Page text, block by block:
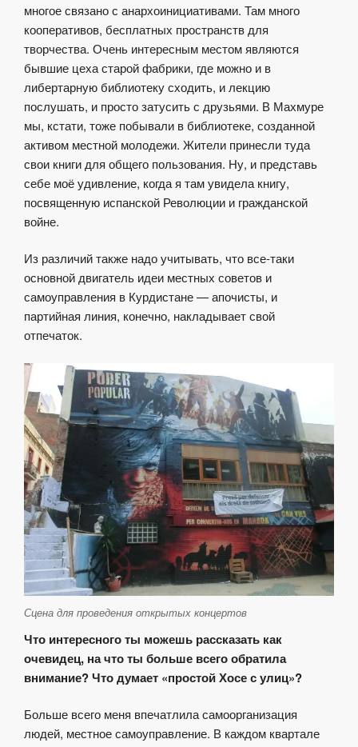
многое связано с анархоинициативами. Там много
кооперативов, бесплатных пространств для
творчества. Очень интересным местом являются
бывшие цеха старой фабрики, где можно и в
либертарную библиотеку сходить, и лекцию
послушать, и просто затусить с друзьями. В Махмуре
мы, кстати, тоже побывали в библиотеке, созданной
активом местной молодежи. Жители принесли туда
свои книги для общего пользования. Ну, и представь
себе моё удивление, когда я там увидела книгу,
посвященную испанской Революции и гражданской
войне.
Из различий также надо учитывать, что все-таки
основной двигатель идеи местных советов и
самоуправления в Курдистане — апочисты, и
партийная линия, конечно, накладывает свой
отпечаток.
Сцена для проведения открытых концертов
Что интересного ты можешь рассказать как
очевидец, на что ты больше всего обратила
внимание? Что думает «простой Хосе с улиц»?
Больше всего меня впечатлила самоорганизация
людей, местное самоуправление. В каждом квартале